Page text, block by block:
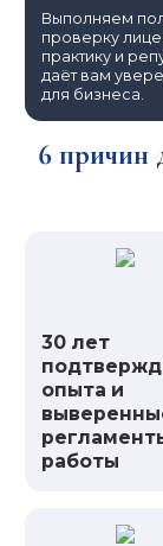
Выполняем
проверку
практику и
даёт вам
для бизнеса.
6 причин
30 лет
опыта и
работы